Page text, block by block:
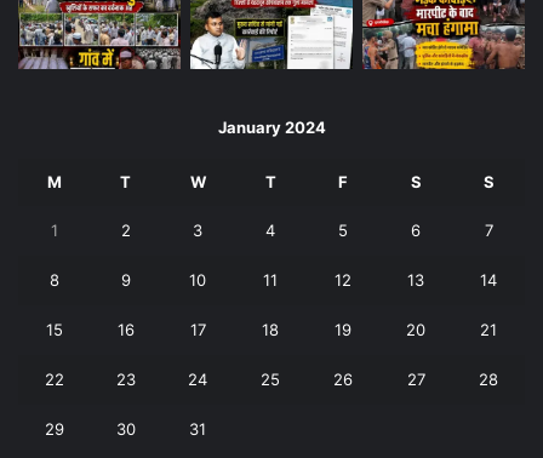
January 2024
M T W T F S S
1 2 3 4 5 6 7
8 9 10 11 12 13 14
15 16 17 18 19 20 21
22 23 24 25 26 27 28
29 30 31